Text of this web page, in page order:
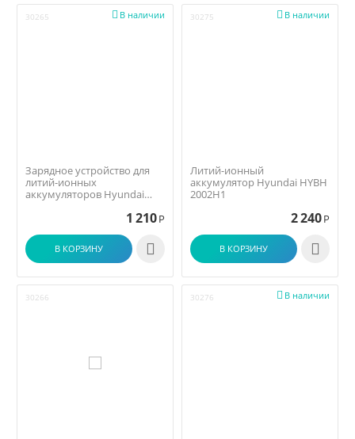
30265 В наличии

Зарядное устройство для
литий-ионных
аккумуляторов Hyundai
1 210 Р
В КОРЗИНУ 
30275 В наличии

Литий-ионный
аккумулятор Hyundai HYBH
2002H1
2 240 Р
В КОРЗИНУ 
30266 30276 В наличии
